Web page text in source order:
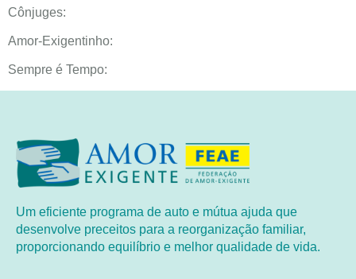
Cônjuges:
Amor-Exigentinho:
Sempre é Tempo:
Um eficiente programa de auto e mútua ajuda que
desenvolve preceitos para a reorganização familiar,
proporcionando equilíbrio e melhor qualidade de vida.